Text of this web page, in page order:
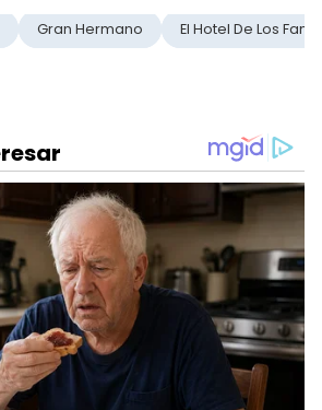
Gran Hermano El Hotel De Los